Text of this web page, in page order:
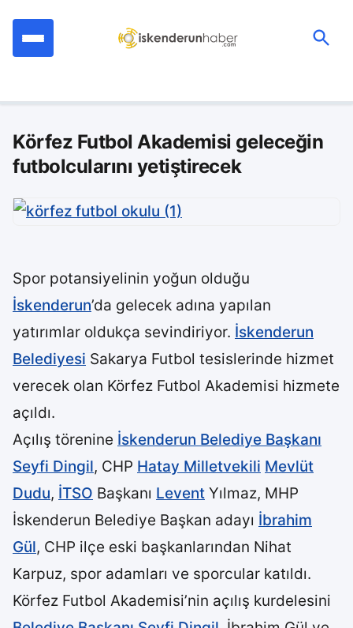
Körfez Futbol Akademisi geleceğin
futbolcularını yetiştirecek
Spor potansiyelinin yoğun olduğu
İskenderun’da gelecek adına yapılan
yatırımlar oldukça sevindiriyor. İskenderun
Belediyesi Sakarya Futbol tesislerinde hizmet
verecek olan Körfez Futbol Akademisi hizmete
açıldı.
Açılış törenine İskenderun Belediye Başkanı
Seyfi Dingil, CHP Hatay Milletvekili Mevlüt
Dudu, İTSO Başkanı Levent Yılmaz, MHP
İskenderun Belediye Başkan adayı İbrahim
Gül, CHP ilçe eski başkanlarından Nihat
Karpuz, spor adamları ve sporcular katıldı.
Körfez Futbol Akademisi’nin açılış kurdelesini